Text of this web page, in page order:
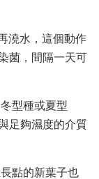
澆水，這個動作
菌，間隔一天可
型種或夏型
足夠濕度的介質
點的新葉子也